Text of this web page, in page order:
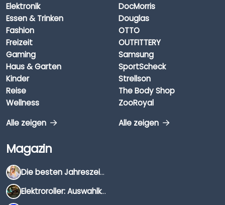
Elektronik
Essen & Trinken
Fashion
Freizeit
Gaming
Haus & Garten
Kinder
Reise
Wellness
Alle zeigen
DocMorris
Douglas
OTTO
OUTFITTERY
Samsung
SportScheck
Strellson
The Body Shop
ZooRoyal
Alle zeigen
Magazin
Die besten Jahreszeiten für Schnäppchenjäger
Elektroroller: Auswahlkriterien, Unterschiede & Tipps